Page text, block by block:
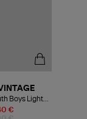
€
Boys Light